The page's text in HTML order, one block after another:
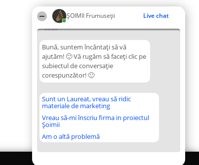
ȘOIMII Frumuseții Live chat
08:28
Bună, suntem încântați să vă
ajutăm! 🙂 Vă rugăm să faceți clic pe
subiectul de conversație
corespunzător! 🙂
Sunt un Laureat, vreau să ridic
materiale de marketing
Vreau să-mi înscriu firma in proiectul
Șoimii
Am o altă problemă